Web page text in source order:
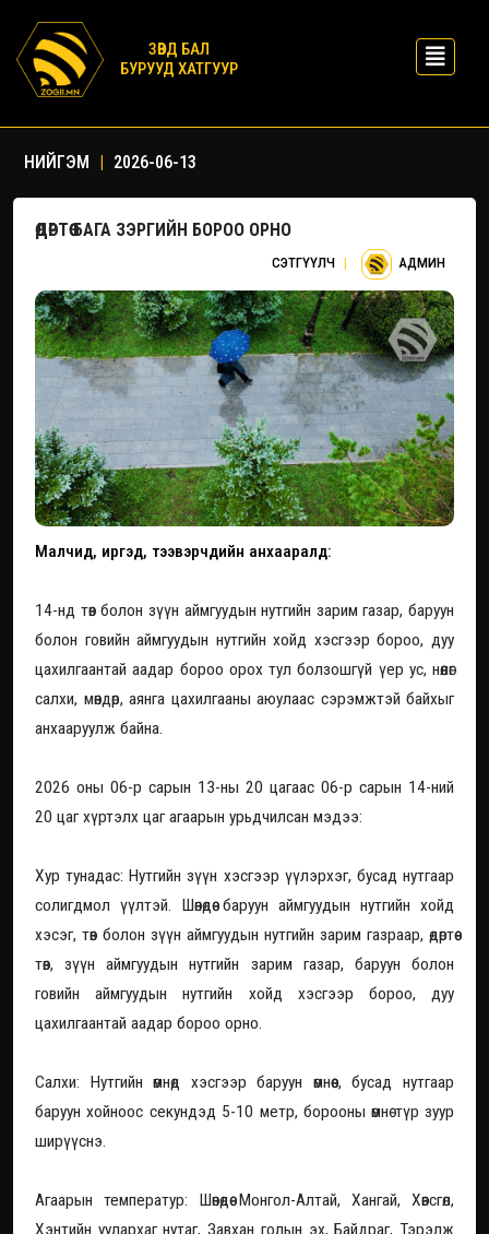
ЗӨВД БАЛ
БУРУУД ХАТГУУР
НИЙГЭМ | 2026-06-13
ӨДӨРТӨӨ БАГА ЗЭРГИЙН БОРОО ОРНО
СЭТГҮҮЛЧ | АДМИН
Малчид, иргэд, тээвэрчдийн анхааралд:
14-нд төв болон зүүн аймгуудын нутгийн зарим газар, баруун
болон говийн аймгуудын нутгийн хойд хэсгээр бороо, дуу
цахилгаантай аадар бороо орох тул болзошгүй үер ус, нөөлөг
салхи, мөндөр, аянга цахилгааны аюулаас сэрэмжтэй байхыг
анхааруулж байна.
2026 оны 06-р сарын 13-ны 20 цагаас 06-р сарын 14-ний
20 цаг хүртэлх цаг агаарын урьдчилсан мэдээ:
Хур тунадас: Нутгийн зүүн хэсгээр үүлэрхэг, бусад нутгаар
солигдмол үүлтэй. Шөнөдөө баруун аймгуудын нутгийн хойд
хэсэг, төв болон зүүн аймгуудын нутгийн зарим газраар, өдөртөө
төв, зүүн аймгуудын нутгийн зарим газар, баруун болон
говийн аймгуудын нутгийн хойд хэсгээр бороо, дуу
цахилгаантай аадар бороо орно.
Салхи: Нутгийн өмнөд хэсгээр баруун өмнөөс, бусад нутгаар
баруун хойноос секундэд 5-10 метр, борооны өмнө түр зуур
ширүүснэ.
Агаарын температур: Шөнөдөө Монгол-Алтай, Хангай, Хөвсгөл,
Хэнтийн уулархаг нутаг, Завхан голын эх, Байдраг, Тэрэлж